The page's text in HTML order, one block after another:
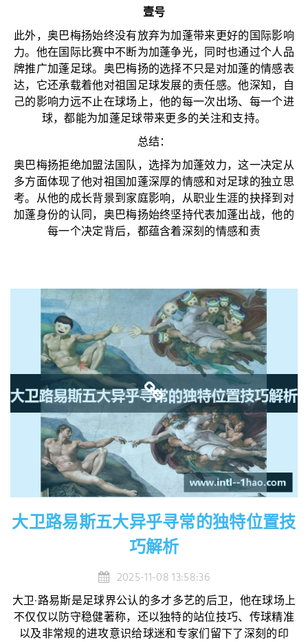
壹号
此外，奥巴梅扬始终没有放弃为加蓬带来更好的国际影响
力。他在国际比赛中不断为加蓬争光，同时也通过个人品
牌推广加蓬足球。奥巴梅扬的选择不只是对加蓬的情感表
达，它还承载着他对祖国足球发展的责任感。他深知，自
己的影响力远不止在球场上，他的每一次出场、每一个进
球，都能为加蓬足球带来更多的关注和支持。
总结：
奥巴梅扬拒绝加盟法国队，选择为加蓬效力，这一决定从
多方面体现了他对祖国加蓬深厚的情感和对足球的独立思
考。从他的成长背景到家庭影响，从职业生涯的抉择到对
加蓬身份的认同，奥巴梅扬始终坚持代表加蓬出战，他的
每一个决定背后，都蕴含着深刻的情感和责
大卫路易斯五大异乎寻常的独特位置技
巧解析
2025-11-08 13:58:36
大卫·路易斯是足球界公认的多才多艺的后卫，他在球场上
不仅仅以防守稳健著称，还以独特的站位技巧、传球精准
以及非常规的进攻意识给球迷和专家们留下了深刻的印